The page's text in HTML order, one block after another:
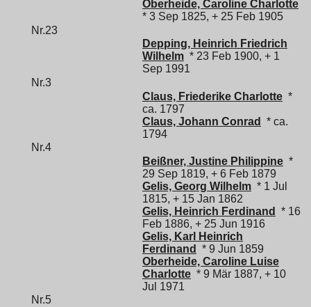
Oberheide, Caroline Charlotte
* 3 Sep 1825, + 25 Feb 1905
Nr.23
Depping, Heinrich Friedrich
Wilhelm * 23 Feb 1900, + 1
Sep 1991
Nr.3
Claus, Friederike Charlotte *
ca. 1797
Claus, Johann Conrad
* ca.
1794
Nr.4
Beißner, Justine Philippine *
29 Sep 1819, + 6 Feb 1879
Gelis, Georg Wilhelm * 1 Jul
1815, + 15 Jan 1862
Gelis, Heinrich Ferdinand
* 16
Feb 1886, + 25 Jun 1916
Gelis, Karl Heinrich
Ferdinand
* 9 Jun 1859
Oberheide, Caroline Luise
Charlotte * 9 Mär 1887, + 10
Jul 1971
Nr.5